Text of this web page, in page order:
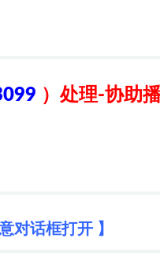
） 处理-协助
对话框打开 】